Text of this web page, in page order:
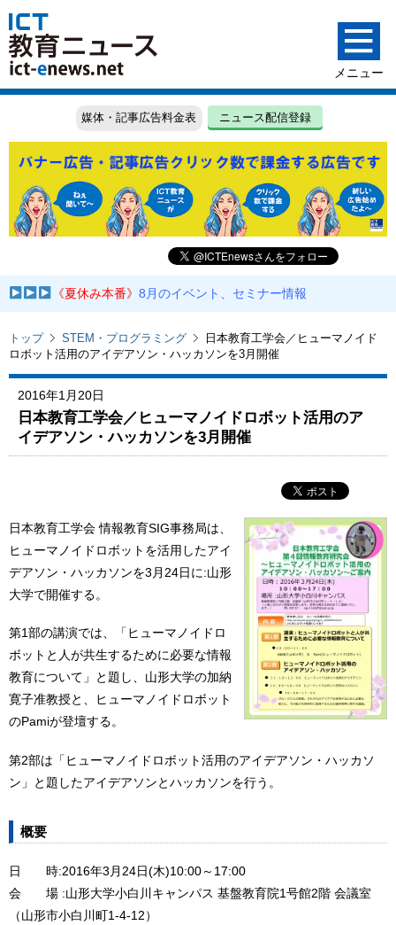
媒体・記事広告料金表 ニュース配信登録
《夏休み本番》8月のイベント、セミナー情報
トップ STEM・プログラミング
日本教育工学会／ヒューマノイド
ロボット活用のアイデアソン・ハッカソンを3月開催
2016年1月20日
日本教育工学会／ヒューマノイドロボット活用のア
イデアソン・ハッカソンを3月開催
日本教育工学会 情報教育SIG事務局は、
ヒューマノイドロボットを活用したアイ
デアソン・ハッカソンを3月24日に:山形
大学で開催する。
第1部の講演では、「ヒューマノイドロ
ボットと人が共生するために必要な情報
教育について」と題し、山形大学の加納
寛子准教授と、ヒューマノイドロボット
のPamiが登壇する。
第2部は「ヒューマノイドロボット活用のアイデアソン・ハッカソ
ン」と題したアイデアソンとハッカソンを行う。
概要
日 時:2016年3月24日(木)10:00～17:00
会 場 :山形大学小白川キャンパス 基盤教育院1号館2階 会議室
（山形市小白川町1-4-12）